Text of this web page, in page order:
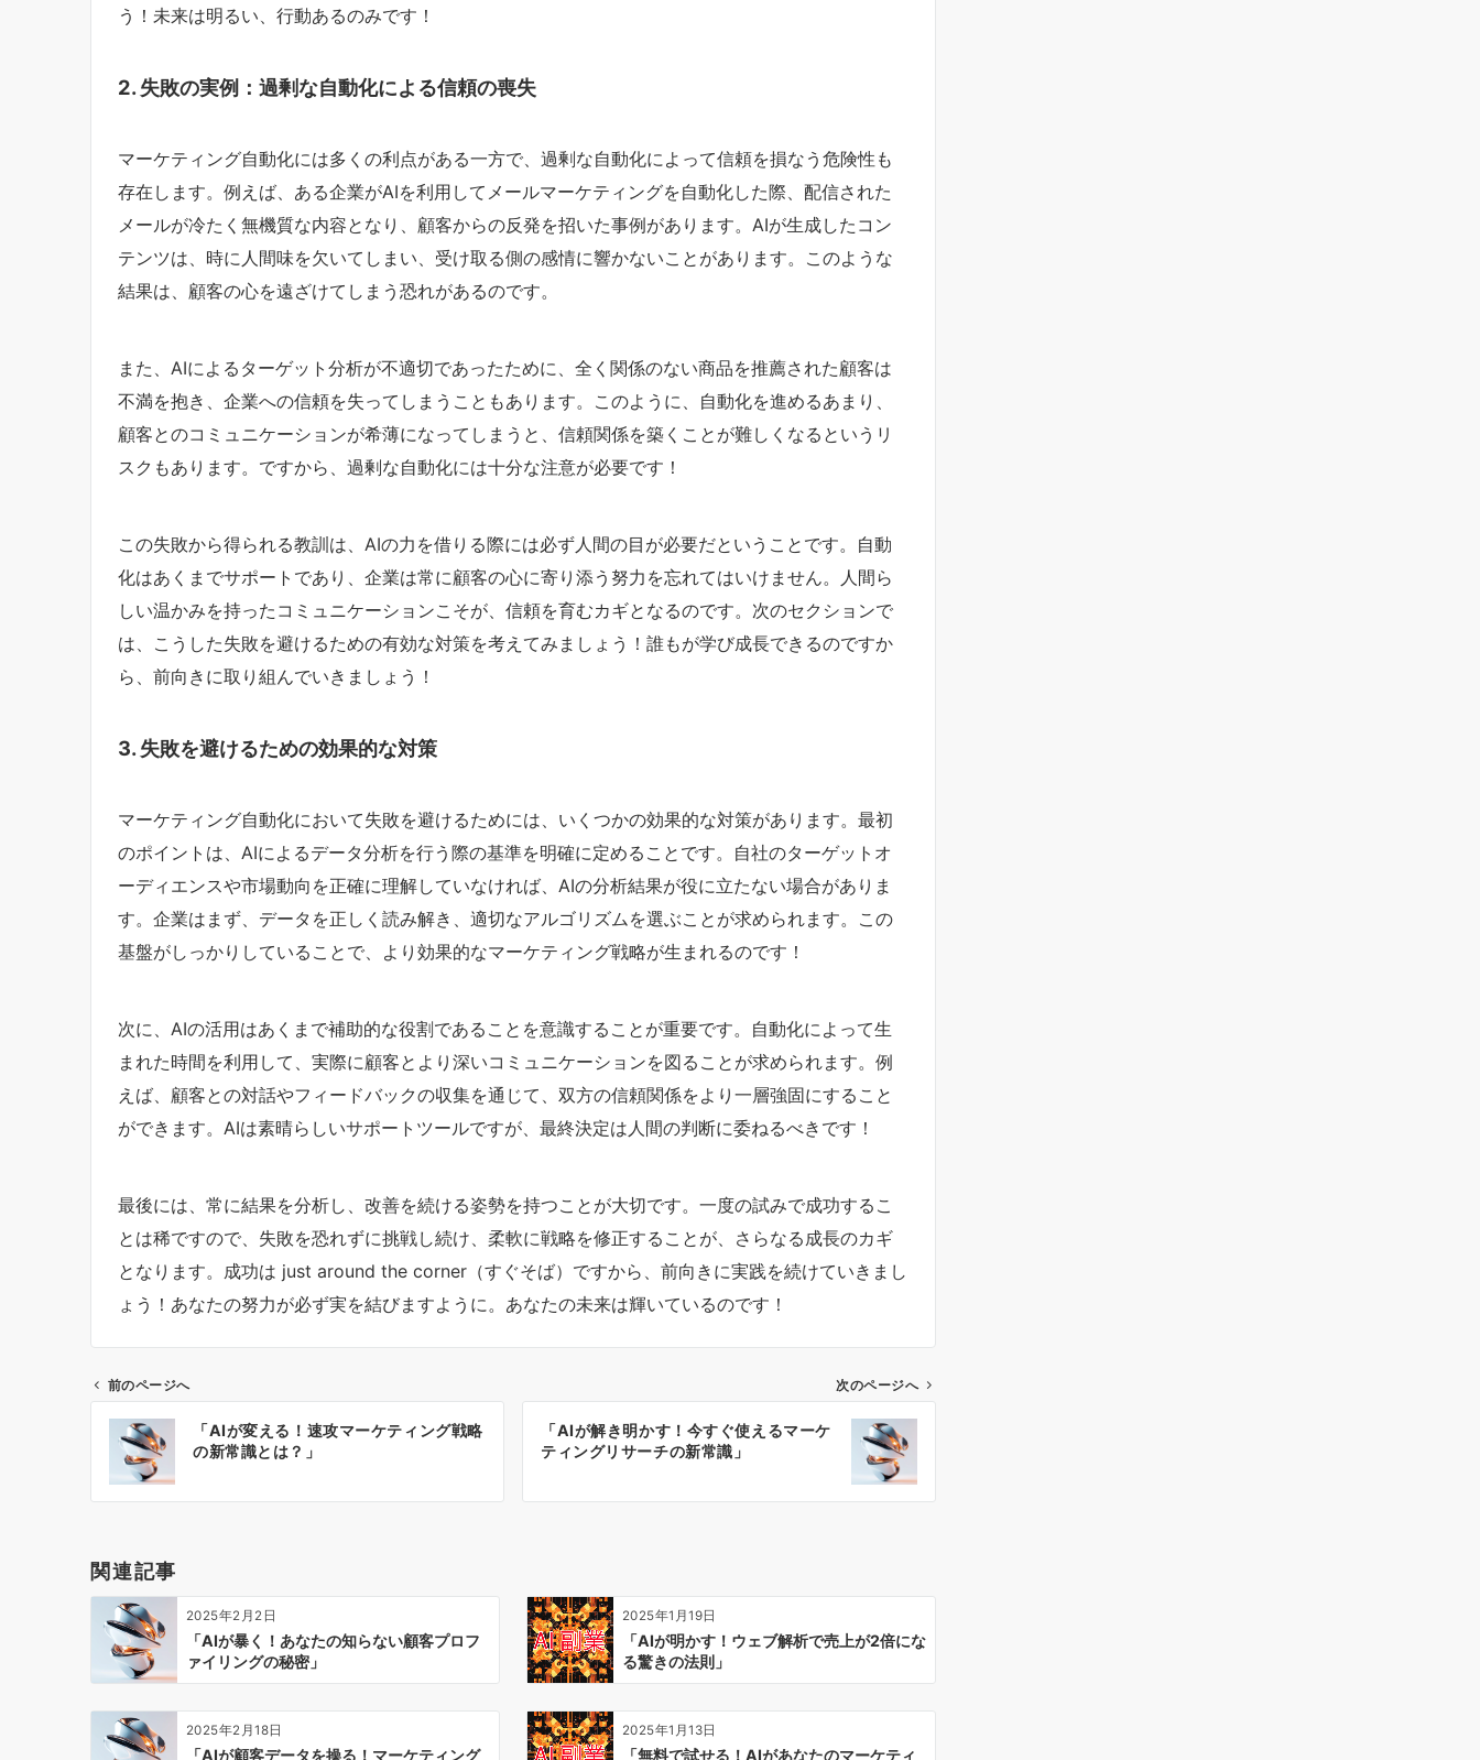
う！未来は明るい、行動あるのみです！
2. 失敗の実例：過剰な自動化による信頼の喪失
マーケティング自動化には多くの利点がある一方で、過剰な自動化によって信頼を損なう危険性も
存在します。例えば、ある企業がAIを利用してメールマーケティングを自動化した際、配信された
メールが冷たく無機質な内容となり、顧客からの反発を招いた事例があります。AIが生成したコン
テンツは、時に人間味を欠いてしまい、受け取る側の感情に響かないことがあります。このような
結果は、顧客の心を遠ざけてしまう恐れがあるのです。
また、AIによるターゲット分析が不適切であったために、全く関係のない商品を推薦された顧客は
不満を抱き、企業への信頼を失ってしまうこともあります。このように、自動化を進めるあまり、
顧客とのコミュニケーションが希薄になってしまうと、信頼関係を築くことが難しくなるというリ
スクもあります。ですから、過剰な自動化には十分な注意が必要です！
この失敗から得られる教訓は、AIの力を借りる際には必ず人間の目が必要だということです。自動
化はあくまでサポートであり、企業は常に顧客の心に寄り添う努力を忘れてはいけません。人間ら
しい温かみを持ったコミュニケーションこそが、信頼を育むカギとなるのです。次のセクションで
は、こうした失敗を避けるための有効な対策を考えてみましょう！誰もが学び成長できるのですか
ら、前向きに取り組んでいきましょう！
3. 失敗を避けるための効果的な対策
マーケティング自動化において失敗を避けるためには、いくつかの効果的な対策があります。最初
のポイントは、AIによるデータ分析を行う際の基準を明確に定めることです。自社のターゲットオ
ーディエンスや市場動向を正確に理解していなければ、AIの分析結果が役に立たない場合がありま
す。企業はまず、データを正しく読み解き、適切なアルゴリズムを選ぶことが求められます。この
基盤がしっかりしていることで、より効果的なマーケティング戦略が生まれるのです！
次に、AIの活用はあくまで補助的な役割であることを意識することが重要です。自動化によって生
まれた時間を利用して、実際に顧客とより深いコミュニケーションを図ることが求められます。例
えば、顧客との対話やフィードバックの収集を通じて、双方の信頼関係をより一層強固にすること
ができます。AIは素晴らしいサポートツールですが、最終決定は人間の判断に委ねるべきです！
最後には、常に結果を分析し、改善を続ける姿勢を持つことが大切です。一度の試みで成功するこ
とは稀ですので、失敗を恐れずに挑戦し続け、柔軟に戦略を修正することが、さらなる成長のカギ
となります。成功は just around the corner（すぐそば）ですから、前向きに実践を続けていきまし
ょう！あなたの努力が必ず実を結びますように。あなたの未来は輝いているのです！
シ
ン
前のページへ
「AIが変える！速攻マーケティング戦略
の新常識とは？」
次のページへ
「AIが解き明かす！今すぐ使えるマーケ
ティングリサーチの新常識」
関連記事
2025年2月2日
「AIが暴く！あなたの知らない顧客プロフ
ァイリングの秘密」
2025年1月19日
「AIが明かす！ウェブ解析で売上が2倍にな
る驚きの法則」
2025年2月18日
「AIが顧客データを操る！マーケティング
2025年1月13日
「無料で試せる！AIがあなたのマーケティ